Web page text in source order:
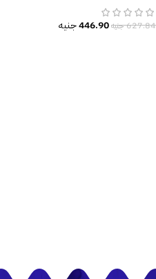
627.84جنيه446.90جنيه